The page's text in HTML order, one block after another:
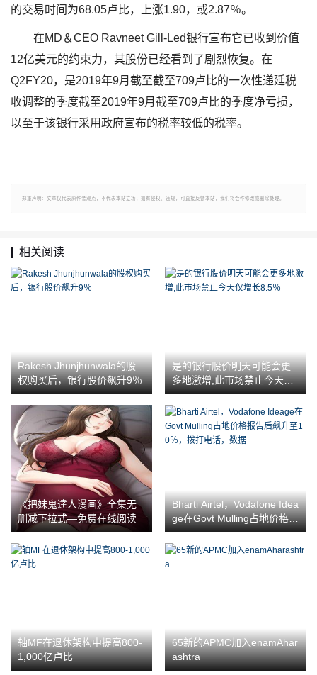
的交易时间为68.05卢比，上涨1.90，或2.87％。
在MD＆CEO Ravneet Gill-Led银行宣布它已收到价值
12亿美元的约束力，其股份已经看到了剧烈恢复。在
Q2FY20，是2019年9月截至截至709卢比的一次性递延税
收调整的季度截至2019年9月截至709卢比的季度净亏损，
以至于该银行采用政府宣布的税率较低的税率。
郑重声明：文章仅代表原作者观点，不代表本站立场；如有侵权、违规，可直接反馈本站，我们将会作修改或删除处理。
相关阅读
Rakesh Jhunjhunwala的股
权购买后，银行股价飙升9％
是的银行股价明天可能会更
多地激增;此市场禁止今天仅
增长8.5％
《把妹鬼達人漫画》全集无
删减下拉式—免费在线阅读
Bharti Airtel，Vodafone Idea
ge在Govt Mulling占地价格报
告后飙升至10％，拨打电
话，数据
轴MF在退休架构中提高800-
1,000亿卢比
65新的APMC加入enamAhar
ashtra